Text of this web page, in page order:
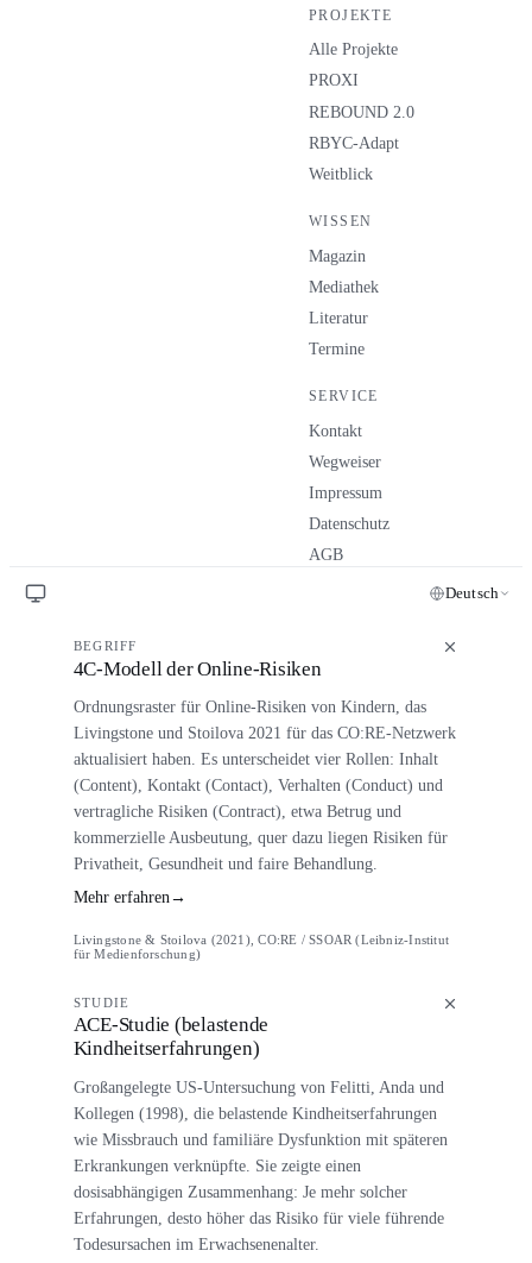
PROJEKTE
Alle Projekte
PROXI
REBOUND 2.0
RBYC-Adapt
Weitblick
WISSEN
Magazin
Mediathek
Literatur
Termine
SERVICE
Kontakt
Wegweiser
Impressum
Datenschutz
AGB
Deutsch
BEGRIFF
4C-Modell der Online-Risiken
Ordnungsraster für Online-Risiken von Kindern, das
Livingstone und Stoilova 2021 für das CO:RE-Netzwerk
aktualisiert haben. Es unterscheidet vier Rollen: Inhalt
(Content), Kontakt (Contact), Verhalten (Conduct) und
vertragliche Risiken (Contract), etwa Betrug und
kommerzielle Ausbeutung, quer dazu liegen Risiken für
Privatheit, Gesundheit und faire Behandlung.
Mehr erfahren→
Livingstone & Stoilova (2021), CO:RE / SSOAR (Leibniz-Institut
für Medienforschung)
STUDIE
ACE-Studie (belastende
Kindheitserfahrungen)
Großangelegte US-Untersuchung von Felitti, Anda und
Kollegen (1998), die belastende Kindheitserfahrungen
wie Missbrauch und familiäre Dysfunktion mit späteren
Erkrankungen verknüpfte. Sie zeigte einen
dosisabhängigen Zusammenhang: Je mehr solcher
Erfahrungen, desto höher das Risiko für viele führende
Todesursachen im Erwachsenenalter.